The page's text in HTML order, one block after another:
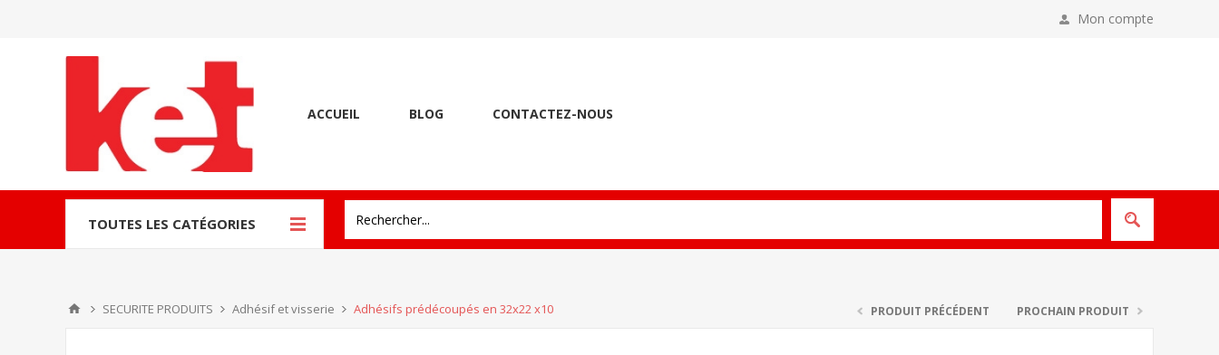
Mon compte
ACCUEIL BLOG CONTACTEZ-NOUS
TOUTES LES CATÉGORIES
SECURITE PRODUITS Adhésif et visserie Adhésifs prédécoupés en 32x22 x10 PRODUIT PRÉCÉDENT PROCHAIN PRODUIT